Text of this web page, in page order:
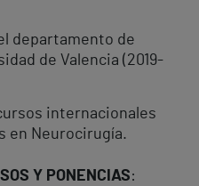
departamento de
de Valencia (2019-
internacionales
en Neurocirugía.
Y PONENCIAS: